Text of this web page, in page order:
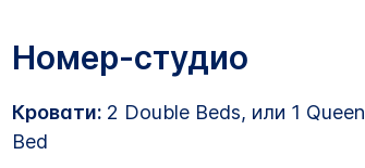
Номер-студио
Кровати: 2 Double Beds, или 1 Queen
Bed